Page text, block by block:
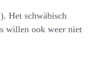
. Het schwäbisch
willen ook weer niet